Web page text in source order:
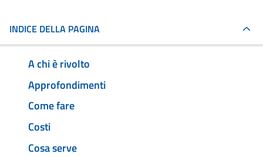
INDICE DELLA PAGINA
A chi è rivolto
Approfondimenti
Come fare
Costi
Cosa serve